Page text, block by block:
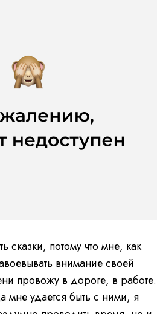
сказки, потому что мне, как
внимание своей
провожу в дороге, в работе.
мне удается быть с ними, я